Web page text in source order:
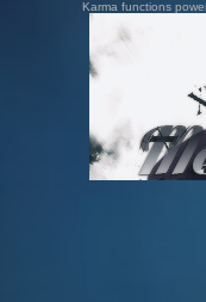
Karma functions